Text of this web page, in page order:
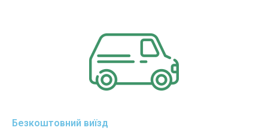
Безкоштовний виїзд